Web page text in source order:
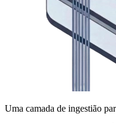
Uma camada de ingestião